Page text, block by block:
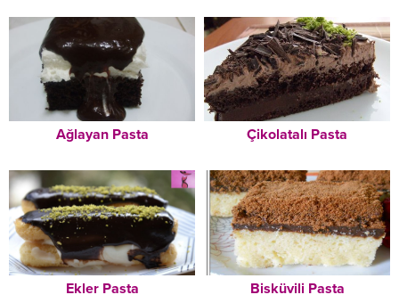
Ağlayan Pasta Çikolatalı Pasta
Ekler Pasta Bisküvili Pasta